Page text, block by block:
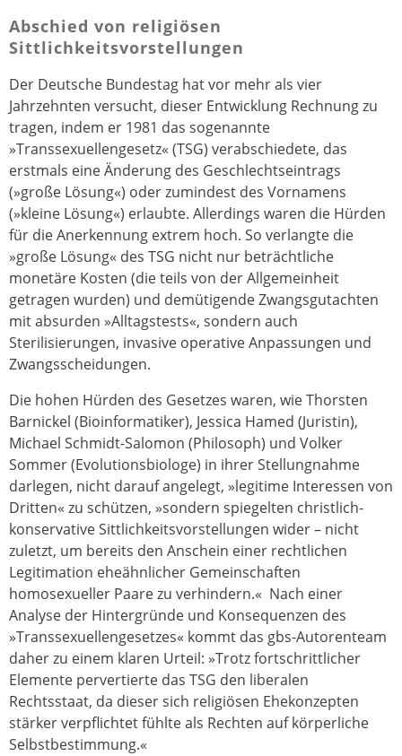
Abschied von religiösen
Sittlichkeitsvorstellungen
Der Deutsche Bundestag hat vor mehr als vier
Jahrzehnten versucht, dieser Entwicklung Rechnung zu
tragen, indem er 1981 das sogenannte
»Transsexuellengesetz« (TSG) verabschiedete, das
erstmals eine Änderung des Geschlechtseintrags
(»große Lösung«) oder zumindest des Vornamens
(»kleine Lösung«) erlaubte. Allerdings waren die Hürden
für die Anerkennung extrem hoch. So verlangte die
»große Lösung« des TSG nicht nur beträchtliche
monetäre Kosten (die teils von der Allgemeinheit
getragen wurden) und demütigende Zwangsgutachten
mit absurden »Alltagstests«, sondern auch
Sterilisierungen, invasive operative Anpassungen und
Zwangsscheidungen.
Die hohen Hürden des Gesetzes waren, wie Thorsten
Barnickel (Bioinformatiker), Jessica Hamed (Juristin),
Michael Schmidt-Salomon (Philosoph) und Volker
Sommer (Evolutionsbiologe) in ihrer Stellungnahme
darlegen, nicht darauf angelegt, »legitime Interessen von
Dritten« zu schützen, »sondern spiegelten christlich-
konservative Sittlichkeitsvorstellungen wider – nicht
zuletzt, um bereits den Anschein einer rechtlichen
Legitimation eheähnlicher Gemeinschaften
homosexueller Paare zu verhindern.« Nach einer
Analyse der Hintergründe und Konsequenzen des
»Transsexuellengesetzes« kommt das gbs-Autorenteam
daher zu einem klaren Urteil: »Trotz fortschrittlicher
Elemente pervertierte das TSG den liberalen
Rechtsstaat, da dieser sich religiösen Ehekonzepten
stärker verpflichtet fühlte als Rechten auf körperliche
Selbstbestimmung.«